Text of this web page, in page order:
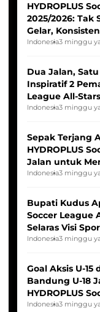
HYDROPLUS
2025/2026: Tak
Gelar,
Indonesia3 minggu
Dua Jalan,
Inspiratif 2
League All-
Seleksi Timnas
Indonesia3 minggu
Sepak Terjang
HYDROPLUS
Jalan untuk
Indonesia Putri
Indonesia3 minggu
Bupati Kudus
Soccer League
Selaras Visi
Indonesia3 minggu
Goal Aksis U-
Bandung U-18
HYDROPLUS
2025/2026
Indonesia3 minggu